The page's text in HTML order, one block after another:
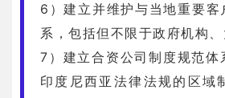
6）建立并维护与当地重要客
系，包括但不限于政府机构、
7）建立合资公司制度规范体
印度尼西亚法律法规的区域